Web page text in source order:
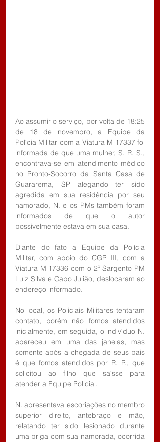
Ao assumir o serviço, por volta de 18:25
de 18 de novembro, a Equipe da
Polícia Militar com a Viatura M 17337 foi
informada de que uma mulher, S. R. S.,
encontrava-se em atendimento médico
no Pronto-Socorro da Santa Casa de
Guararema, SP alegando ter sido
agredida em sua residência por seu
namorado, N. e os PMs também foram
informados de que o autor
possivelmente estava em sua casa.
Diante do fato a Equipe da Polícia
Militar, com apoio do CGP III, com a
Viatura M 17336 com o 2º Sargento PM
Luiz Silva e Cabo Julião, deslocaram ao
endereço informado.
No local, os Policiais Militares tentaram
contato, porém não fomos atendidos
inicialmente, em seguida, o indivíduo N.
apareceu em uma das janelas, mas
somente após a chegada de seus pais
é que fomos atendidos por R. P., que
solicitou ao filho que saísse para
atender a Equipe Policial.
N. apresentava escoriações no membro
superior direito, antebraço e mão,
relatando ter sido lesionado durante
uma briga com sua namorada, ocorrida